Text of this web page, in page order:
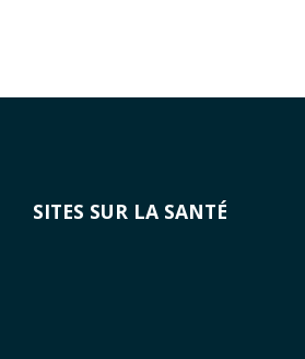
SITES SUR LA SANTÉ